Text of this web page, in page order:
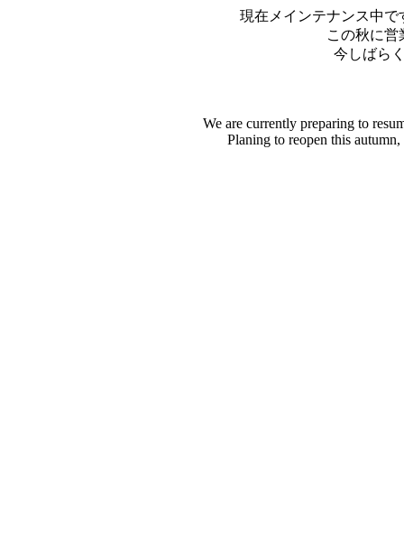
現在メインテナンス中
この秋に営
今しばら
We are currently preparing to
Planing to reopen this